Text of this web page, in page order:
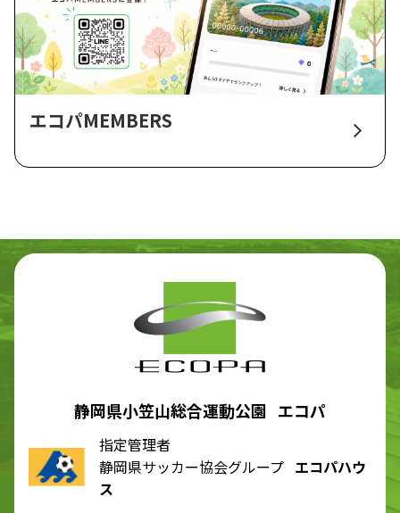
エコパMEMBERS
静岡県小笠山総合運動公園 エコパ
指定管理者
静岡県サッカー協会グループ エコパハウ
ス